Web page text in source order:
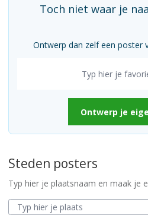
Toch niet waar je
Ontwerp dan zelf een poster
Ontwerp je
Steden posters
Typ hier je plaatsnaam en maak je